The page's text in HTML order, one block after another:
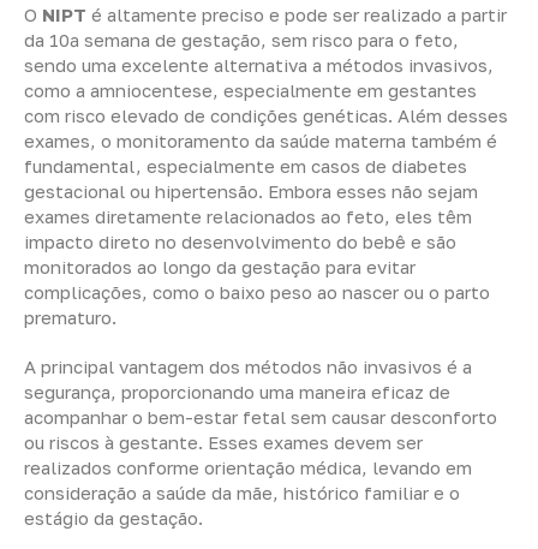
O NIPT é altamente preciso e pode ser realizado a partir
da 10ª semana de gestação, sem risco para o feto,
sendo uma excelente alternativa a métodos invasivos,
como a amniocentese, especialmente em gestantes
com risco elevado de condições genéticas. Além desses
exames, o monitoramento da saúde materna também é
fundamental, especialmente em casos de diabetes
gestacional ou hipertensão. Embora esses não sejam
exames diretamente relacionados ao feto, eles têm
impacto direto no desenvolvimento do bebê e são
monitorados ao longo da gestação para evitar
complicações, como o baixo peso ao nascer ou o parto
prematuro.
A principal vantagem dos métodos não invasivos é a
segurança, proporcionando uma maneira eficaz de
acompanhar o bem-estar fetal sem causar desconforto
ou riscos à gestante. Esses exames devem ser
realizados conforme orientação médica, levando em
consideração a saúde da mãe, histórico familiar e o
estágio da gestação.